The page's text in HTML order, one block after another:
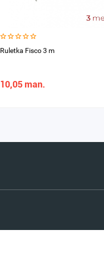
Ruletka Fisco 3 m
10,05 man.